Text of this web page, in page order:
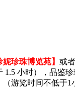
妮珍珠博览苑】 或者
1.5 小时），品鉴珍
（游览时间不低于